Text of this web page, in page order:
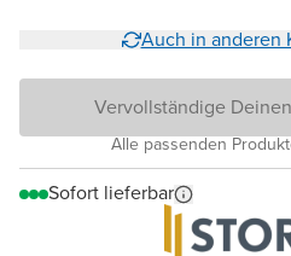
Auch in anderen
Vervollständige
Alle passenden
Sofort lieferbar